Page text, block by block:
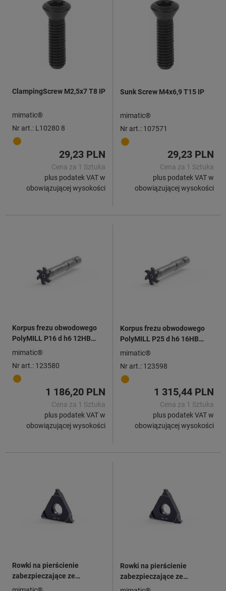
ClampingScrew M2,5x7 T8 IP
mimatic®
Nr art.: L10280 8
29,23 PLN
Cena za 1 Sztuka
plus podatek VAT w
obowiązującej wysokości
Sunk Screw M4x6,9 T15 IP
mimatic®
Nr art.: 107571
29,23 PLN
Cena za 1 Sztuka
plus podatek VAT w
obowiązującej wysokości
Korpus frezu obwodowego
PolyMILL P16 d h6 12HB
L1=36
mimatic®
Nr art.: 123580
1 186,20 PLN
Cena za 1 Sztuka
plus podatek VAT w
obowiązującej wysokości
Korpus frezu obwodowego
PolyMILL P25 d h6 16HB
L1=30,5
mimatic®
Nr art.: 123598
1 315,44 PLN
Cena za 1 Sztuka
plus podatek VAT w
obowiązującej wysokości
Rowki na pierścienie
zabezpieczające ze
sfazowaniem DIN471/472
Rowki na pierścienie
zabezpieczające ze
sfazowaniem DIN471/472